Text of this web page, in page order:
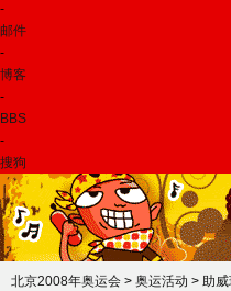
-
邮件
-
博客
-
BBS
-
搜狗
北京2008年奥运会 > 奥运活动 > 助